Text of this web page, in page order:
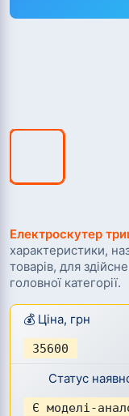
Електроскутер
характеристики,
товарів, для
головної категорії.
💰 Ціна, грн
35600
Статус
Є моделі-